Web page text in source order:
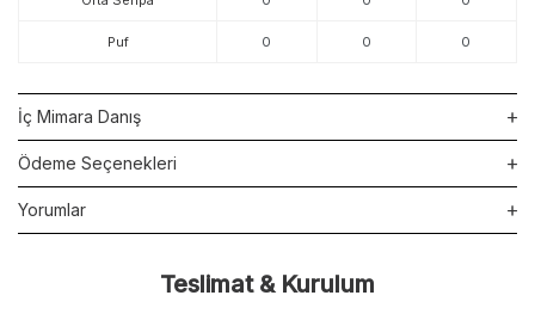
Puf 0 0 0
İç Mimara Danış
Ödeme Seçenekleri
Yorumlar
Teslimat & Kurulum